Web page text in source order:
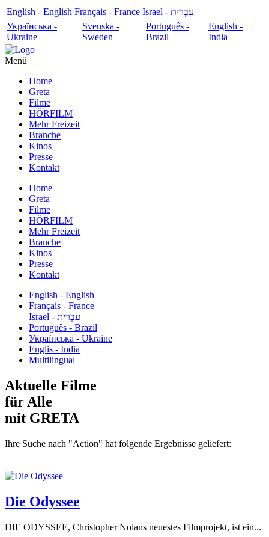
English - English Français - France
עִבְרִית - Israel
Українська -
Ukraine
Svenska -
Sweden
Português -
Brazil
English -
India
Menü
Home
Greta
Filme
HÖRFILM
Mehr Freizeit
Branche
Kinos
Presse
Kontakt
Home
Greta
Filme
HÖRFILM
Mehr Freizeit
Branche
Kinos
Presse
Kontakt
English - English
Français - France
עִבְרִית - Israel
Português - Brazil
Українська - Ukraine
Englis - India
Multilingual
Aktuelle Filme
für Alle
mit GRETA
Ihre Suche nach "Action" hat folgende Ergebnisse geliefert:
Die Odyssee
DIE ODYSSEE, Christopher Nolans neuestes Filmprojekt, ist ein...